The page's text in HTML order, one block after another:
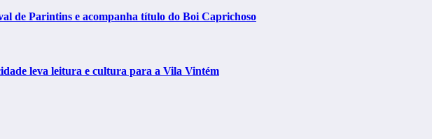
de Parintins e acompanha título do Boi Caprichoso
leva leitura e cultura para a Vila Vintém